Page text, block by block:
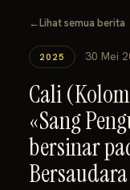
←Lihat semua berita
2025 30 Mei
Cali
«Sang
bersinar